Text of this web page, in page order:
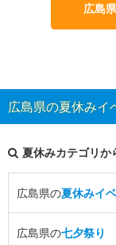
広島
広島県の夏休みイ
夏休みカテゴリか
広島県の夏休みイ
広島県の七夕祭り